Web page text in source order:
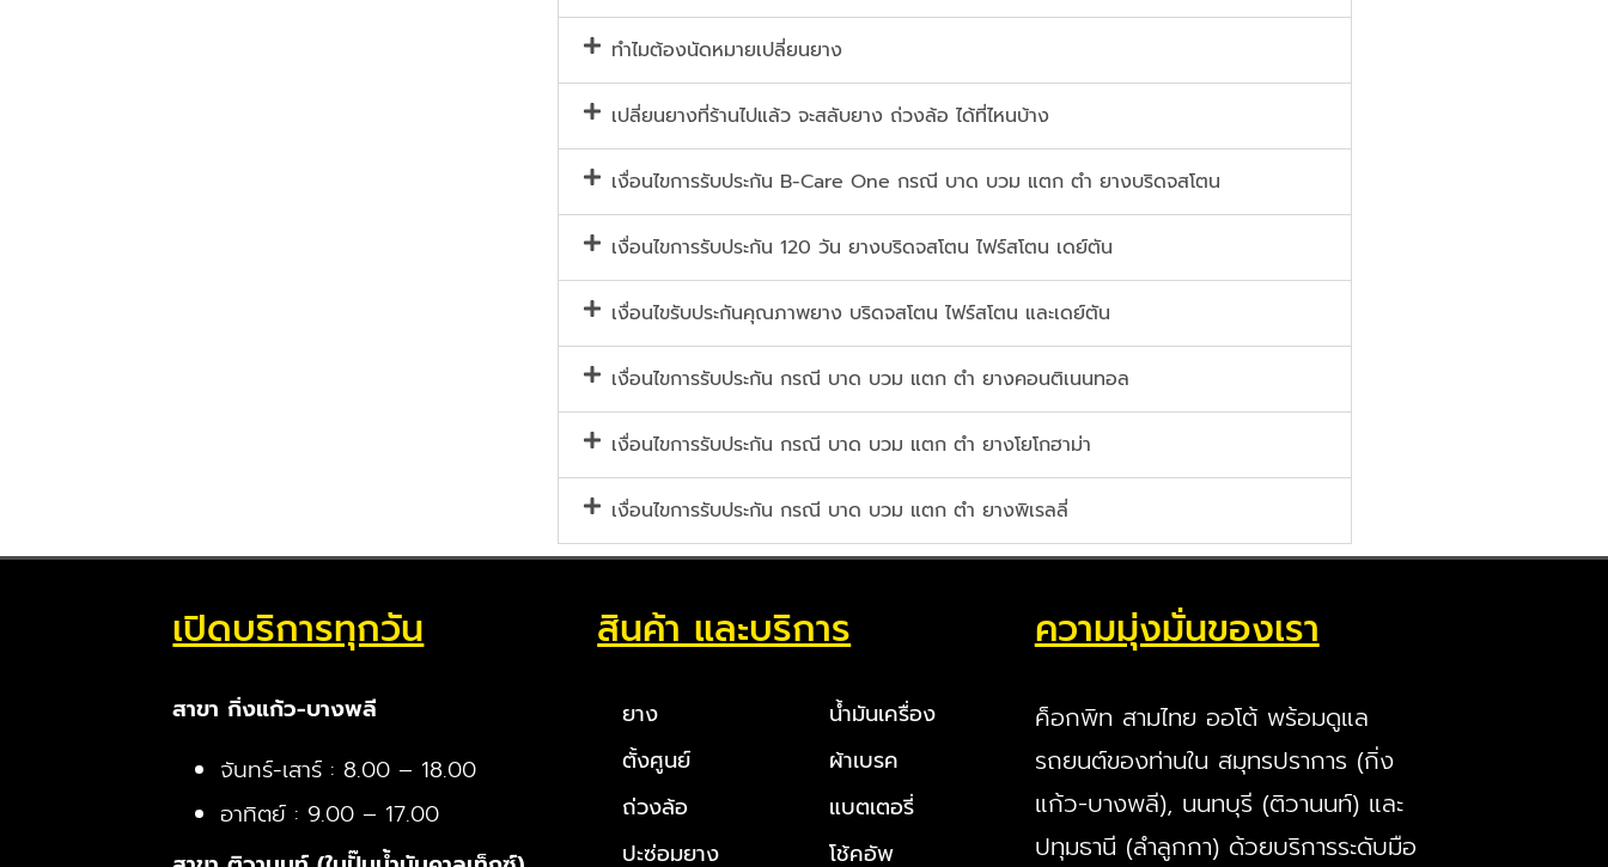
ทำไมต้องนัดหมายเปลี่ยนยาง
เปลี่ยนยางที่ร้านไปแล้ว จะสลับยาง ถ่วงล้อ ได้ที่ไหนบ้าง
เงื่อนไขการรับประกัน B-Care One กรณี บาด บวม แตก ตำ ยางบริดจสโตน
เงื่อนไขการรับประกัน 120 วัน ยางบริดจสโตน ไฟร์สโตน เดย์ตัน
เงื่อนไขรับประกันคุณภาพยาง บริดจสโตน ไฟร์สโตน และเดย์ตัน
เงื่อนไขการรับประกัน กรณี บาด บวม แตก ตำ ยางคอนติเนนทอล
เงื่อนไขการรับประกัน กรณี บาด บวม แตก ตำ ยางโยโกฮาม่า
เงื่อนไขการรับประกัน กรณี บาด บวม แตก ตำ ยางพิเรลลี่
เปิดบริการทุกวัน
สาขา กิ่งแก้ว-บางพลี
จันทร์-เสาร์ : 8.00 – 18.00
อาทิตย์ : 9.00 – 17.00
สินค้า และบริการ
ยาง
ตั้งศูนย์
ถ่วงล้อ
ปะซ่อมยาง
น้ำมันเครื่อง
ผ้าเบรค
แบตเตอรี่
โช้คอัพ
ความมุ่งมั่นของเรา
ค็อกพิท สามไทย ออโต้ พร้อมดูแล
รถยนต์ของท่านใน สมุทรปราการ (กิ่ง
แก้ว-บางพลี), นนทบุรี (ติวานนท์) และ
ปทุมธานี (ลำลูกกา) ด้วยบริการระดับมือ